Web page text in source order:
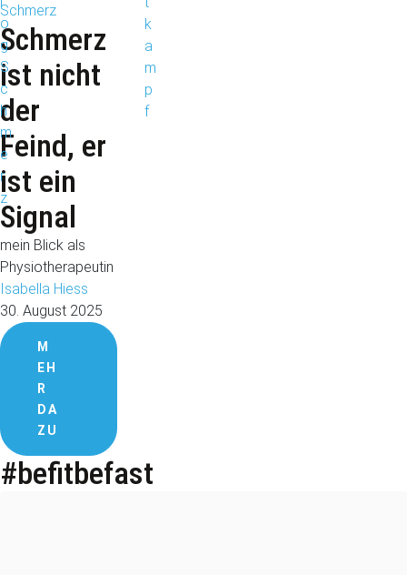
Schmerz
Schmerz
ist nicht
der
Feind, er
ist ein
Signal
mein Blick als
Physiotherapeutin
Isabella Hiess
30. August 2025
M
EH
R
DA
ZU
#befitbefast